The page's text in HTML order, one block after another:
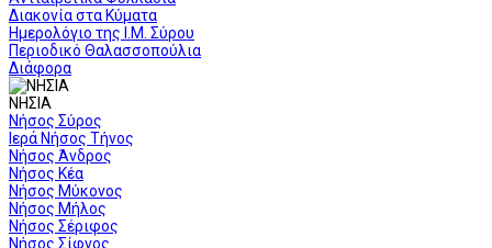
Διακονία στα Κύματα
Ημερολόγιο της Ι.Μ. Σύρου
Περιοδικό Θαλασσοπούλια
Διάφορα
ΝΗΣΙΑ
Νήσος Σύρος
Ιερά Νήσος Τήνος
Νήσος Άνδρος
Νήσος Κέα
Νήσος Μύκονος
Νήσος Μήλος
Νήσος Σέριφος
Νήσος Σίφνος